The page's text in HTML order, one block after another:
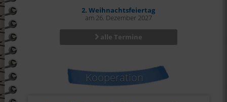
2. Weihnachtsfeiertag
am 26. Dezember 2027
alle Termine
Kooperation